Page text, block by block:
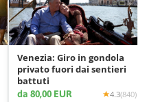
Venezia: Giro in gondola
privato fuori dai sentieri
battuti
da 80,00 EUR 4.3(840)